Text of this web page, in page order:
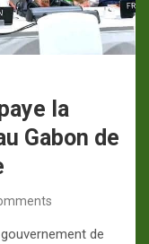
la
Gabon de
de